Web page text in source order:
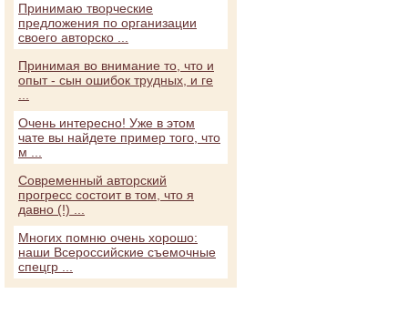
Принимаю творческие
предложения по организации
своего авторско ...
Принимая во внимание то, что и
опыт - сын ошибок трудных, и ге
Очень интересно! Уже в этом
чате вы найдете пример того, что
м ...
Современный авторский
прогресс состоит в том, что я
давно (!) ...
Многих помню очень хорошо:
наши Всероссийские съемочные
спецгр ...